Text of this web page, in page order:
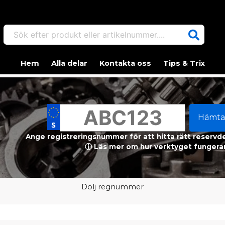
Sök efter produkt eller artikelnummer....
Hem Alla delar Kontakta oss Tips & Trix
Ange registreringsnummer för att hitta rätt
ⓘ Läs mer om hur verktyget
Dölj regnummer